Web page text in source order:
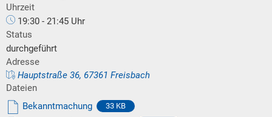
Uhrzeit
19:30 - 21:45 Uhr
Status
durchgeführt
Adresse
Hauptstraße 36, 67361 Freisbach
Dateien
Bekanntmachung
33 KB